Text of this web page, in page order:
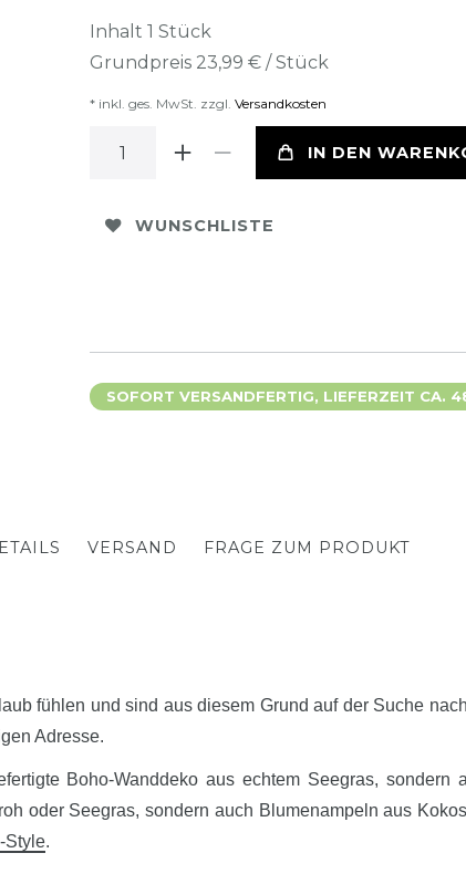
Inhalt 1 Stück
Grundpreis 23,99 € / Stück
* inkl. ges. MwSt. zzgl. Versandkosten
IN DEN
WUNSCHLISTE
SOFORT VERSANDFERTIG, LIEFERZEIT CA.
VERSAND FRAGE ZUM PRODUKT
fühlen und sind aus diesem Grund auf der Suche
Adresse.
Boho-Wanddeko aus echtem Seegras, sondern
oder Seegras, sondern auch Blumenampeln aus
Style.